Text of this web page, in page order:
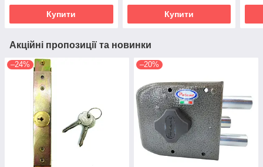
Купити Купити
Акційні пропозиції та новинки
–24% –20%